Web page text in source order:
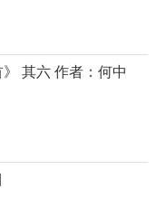
》 其六 作者：何中